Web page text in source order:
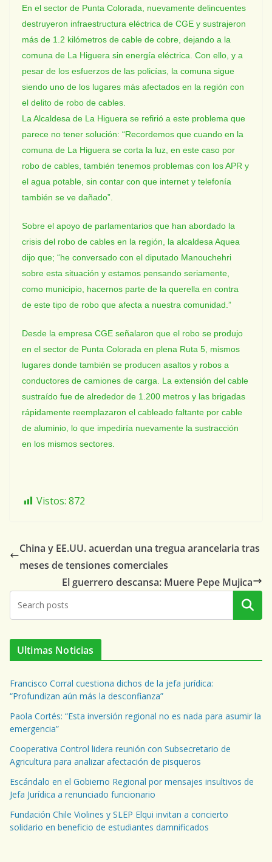
En el sector de Punta Colorada, nuevamente delincuentes
destruyeron infraestructura eléctrica de CGE y sustrajeron
más de 1.2 kilómetros de cable de cobre, dejando a la
comuna de La Higuera sin energía eléctrica. Con ello, y a
pesar de los esfuerzos de las policías, la comuna sigue
siendo uno de los lugares más afectados en la región con
el delito de robo de cables.
La Alcaldesa de La Higuera se refirió a este problema que
parece no tener solución: “Recordemos que cuando en la
comuna de La Higuera se corta la luz, en este caso por
robo de cables, también tenemos problemas con los APR y
el agua potable, sin contar con que internet y telefonía
también se ve dañado”.
Sobre el apoyo de parlamentarios que han abordado la
crisis del robo de cables en la región, la alcaldesa Aquea
dijo que; “he conversado con el diputado Manouchehri
sobre esta situación y estamos pensando seriamente,
como municipio, hacernos parte de la querella en contra
de este tipo de robo que afecta a nuestra comunidad.”
Desde la empresa CGE señalaron que el robo se produjo
en el sector de Punta Colorada en plena Ruta 5, mismos
lugares donde también se producen asaltos y robos a
conductores de camiones de carga. La extensión del cable
sustraído fue de alrededor de 1.200 metros y las brigadas
rápidamente reemplazaron el cableado faltante por cable
de aluminio, lo que impediría nuevamente la sustracción
en los mismos sectores.
Vistos: 872
China y EE.UU. acuerdan una tregua arancelaria tras
meses de tensiones comerciales
El guerrero descansa: Muere Pepe Mujica
Buscar
Ultimas Noticias
Francisco Corral cuestiona dichos de la jefa jurídica:
“Profundizan aún más la desconfianza”
Paola Cortés: “Esta inversión regional no es nada para asumir la
emergencia”
Cooperativa Control lidera reunión con Subsecretario de
Agricultura para analizar afectación de pisqueros
Escándalo en el Gobierno Regional por mensajes insultivos de
Jefa Jurídica a renunciado funcionario
Fundación Chile Violines y SLEP Elqui invitan a concierto
solidario en beneficio de estudiantes damnificados